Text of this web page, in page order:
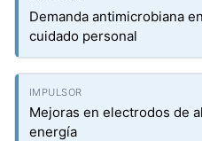
Demanda antimicrobiana
cuidado personal
Mejoras en electrodos de
energía